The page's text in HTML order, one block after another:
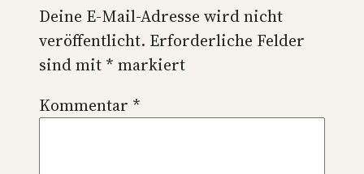
Deine E-Mail-Adresse wird nicht
veröffentlicht. Erforderliche Felder
sind mit * markiert
Kommentar *